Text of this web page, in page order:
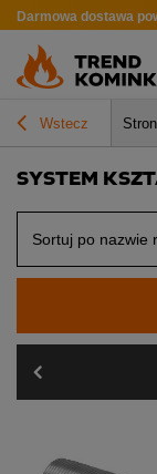
Darmowa dostawa
Wstecz
SYSTEM
Sortuj po nazwie